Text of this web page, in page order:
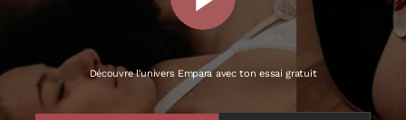
Découvre l'univers Empara avec ton essai gratuit